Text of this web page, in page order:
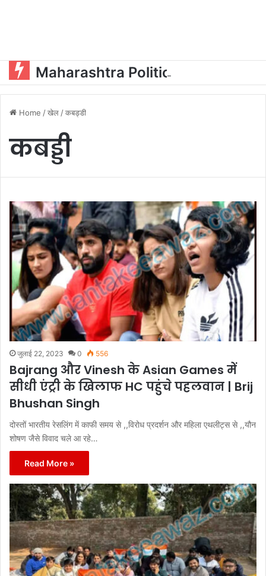
Home /खेल/कबड्डी
कबड्डी
जुलाई 22, 2023 0 556
Bajrang और Vinesh के Asian Games में
सीधी एंट्री के खिलाफ HC पहुंचे पहलवान | Brij
Bhushan Singh
दोस्तों भारतीय रेसलिंग में काफी समय से ,,विरोध प्रदर्शन और महिला एथलीट्स से ,,यौन
शोषण जैसे विवाद चले आ रहे…
Read More »